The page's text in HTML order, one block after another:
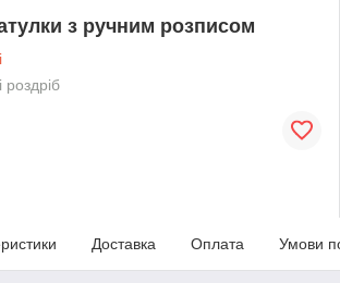
з ручним розписом
роздріб
Доставка Оплата Умови